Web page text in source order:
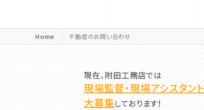
Home 不動産のお問い合わせ
現在、附田工務店では
現場監督・現場アシスタント
大募集しております！